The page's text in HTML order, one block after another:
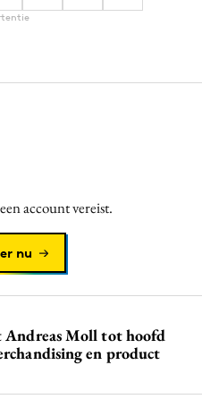
account vereist.
nu
Andreas Moll tot hoofd
en product